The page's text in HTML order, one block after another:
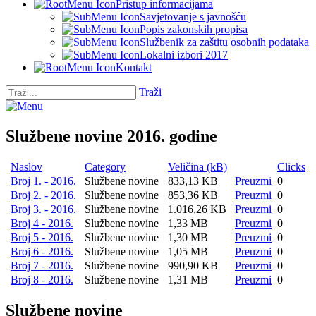
Pristup informacijama
Savjetovanje s javnošću
Popis zakonskih propisa
Službenik za zaštitu osobnih podataka
Lokalni izbori 2017
Kontakt
Traži
Službene novine 2016. godine
Naslov Category Veličina (kB)
Clicks
Broj 1. - 2016.
Službene novine 833,13 KB Preuzmi 0
Broj 2. - 2016.
Službene novine 853,36 KB Preuzmi 0
Broj 3. - 2016.
Službene novine 1.016,26 KB Preuzmi 0
Broj 4 - 2016.
Službene novine 1,33 MB Preuzmi 0
Broj 5 - 2016.
Službene novine 1,30 MB Preuzmi 0
Broj 6 - 2016.
Službene novine 1,05 MB Preuzmi 0
Broj 7 - 2016.
Službene novine 990,90 KB Preuzmi 0
Broj 8 - 2016.
Službene novine 1,31 MB Preuzmi 0
Službene novine